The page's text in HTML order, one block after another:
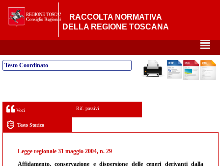
RACCOLTA NORMATIVA
DELLA REGIONE TOSCANA
²
Testo Coordinato
Voci Rif. passivi
Testo Storico
Legge regionale 31 maggio 2004, n. 29
Affidamento, conservazione e dispersione delle ceneri derivanti dalla